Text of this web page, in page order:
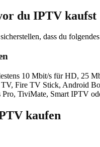
du IPTV kaufst
dass du folgendes
10 Mbit/s für HD, 25
TV, Fire TV Stick, Android
Pro, TiviMate, Smart IPTV
kaufen